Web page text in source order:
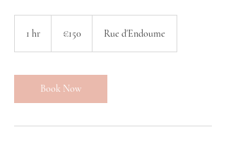
1 hr €150 Rue d'Endoume
Book Now